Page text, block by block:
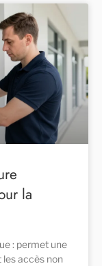
la
: permet une
accès non